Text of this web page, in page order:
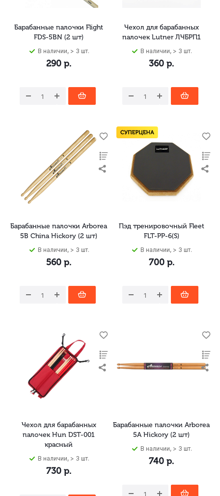
Барабанные палочки Flight
FDS-5BN (2 шт)
В наличии, > 3 шт.
290 р.
Чехол для барабанных
палочек Lutner ЛЧБРП1
В наличии, > 3 шт.
360 р.
Барабанные палочки Arborea
5B China Hickory (2 шт)
В наличии, > 3 шт.
560 р.
Пэд тренировочный Fleet
FLT-PP-6(S)
В наличии, > 3 шт.
700р.
Чехол для барабанных
палочек Hun DST-001
красный
В наличии, > 3 шт.
730 р.
Барабанные палочки Arborea
5A Hickory (2 шт)
В наличии, > 3 шт.
740 р.